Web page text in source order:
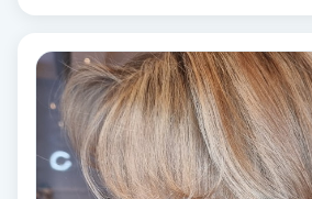
Volymfransar
Vårtor